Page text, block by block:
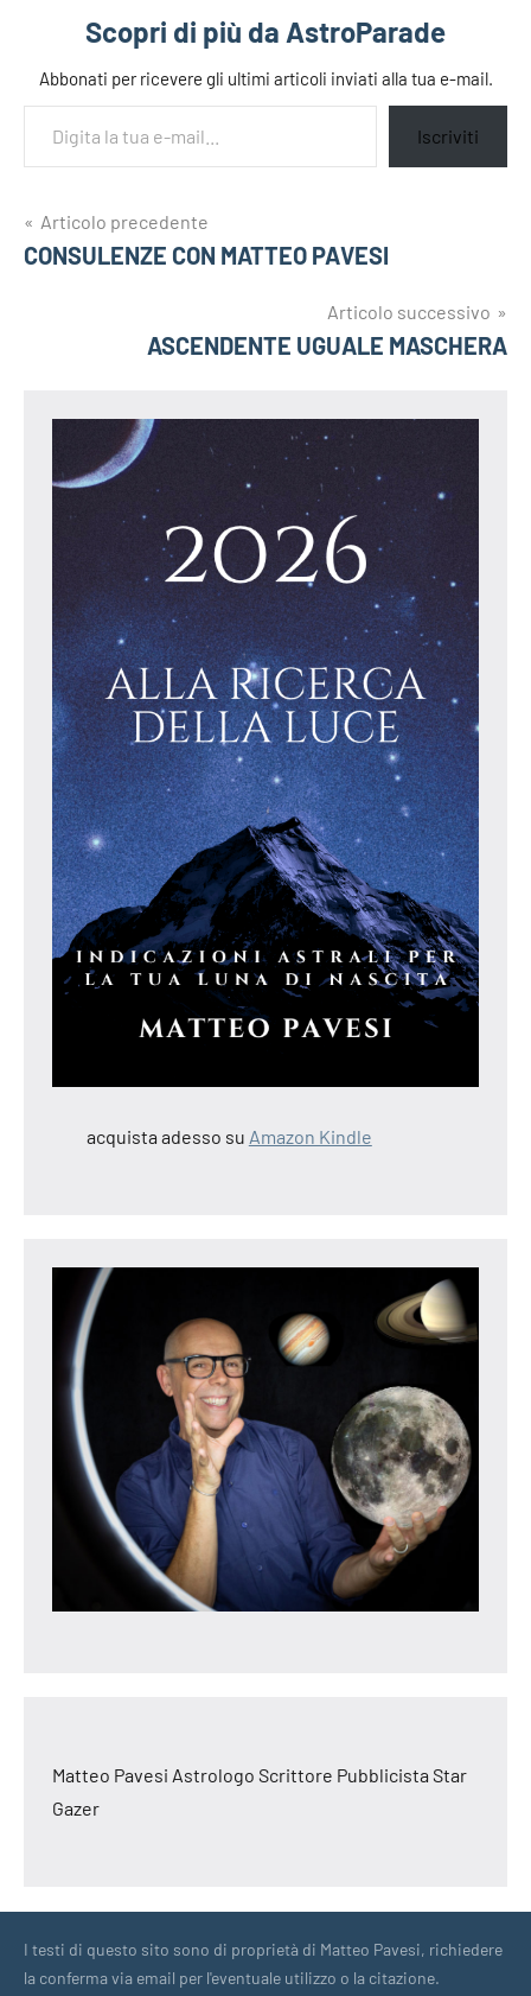
Scopri di più da AstroParade
Abbonati per ricevere gli ultimi articoli inviati alla tua e-mail.
Digita la tua e-mail...
Iscriviti
coppie-
kindle
matteo
Matteo
Pavesi
autore
matteo-
pavesi-
amazon
uomini
senza
luna
Navigazione
articoli
Articolo precedente
CONSULENZE CON MATTEO PAVESI
Articolo successivo
ASCENDENTE UGUALE MASCHERA
acquista adesso su Amazon Kindle
Matteo Pavesi Astrologo Scrittore Pubblicista Star
Gazer
I testi di questo sito sono di proprietà di Matteo Pavesi, richiedere
la conferma via email per l'eventuale utilizzo o la citazione.